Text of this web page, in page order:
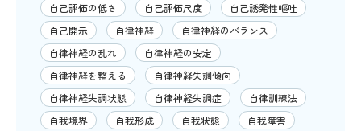
自己評価の低さ
自己評価尺度
自己誘発性嘔吐
自己開示
自律神経
自律神経のバランス
自律神経の乱れ
自律神経の安定
自律神経を整える
自律神経失調傾向
自律神経失調状態
自律神経失調症
自律訓練法
自我境界
自我形成 自我状態
自我障害